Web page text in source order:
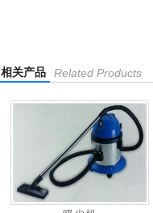
相关产品 Related Products